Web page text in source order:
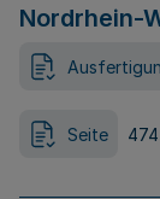
Nordrhein-
Seite 474